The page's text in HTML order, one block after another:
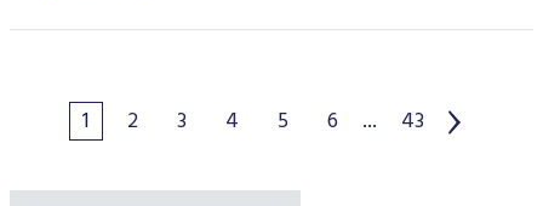
1 2 3 4 5 6 ... 43